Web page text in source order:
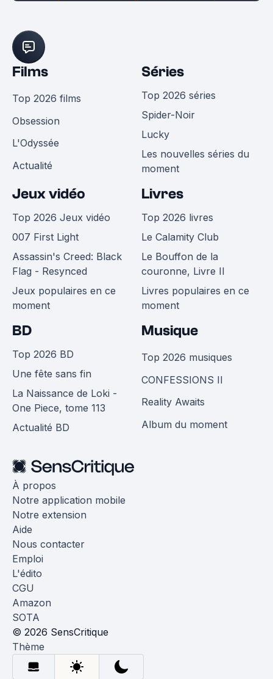
Films
Top 2026 films
Obsession
L'Odyssée
Actualité
Séries
Top 2026 séries
Spider-Noir
Lucky
Les nouvelles séries du
moment
Jeux vidéo
Top 2026 Jeux vidéo
007 First Light
Assassin's Creed: Black
Flag - Resynced
Jeux populaires en ce
moment
Livres
Top 2026 livres
Le Calamity Club
Le Bouffon de la
couronne, Livre II
Livres populaires en ce
moment
BD
Top 2026 BD
Une fête sans fin
La Naissance de Loki -
One Piece, tome 113
Actualité BD
Musique
Top 2026 musiques
CONFESSIONS II
Reality Awaits
Album du moment
À propos
Notre application mobile
Notre extension
Aide
Nous contacter
Emploi
L'édito
CGU
Amazon
SOTA
© 2026 SensCritique
Thème